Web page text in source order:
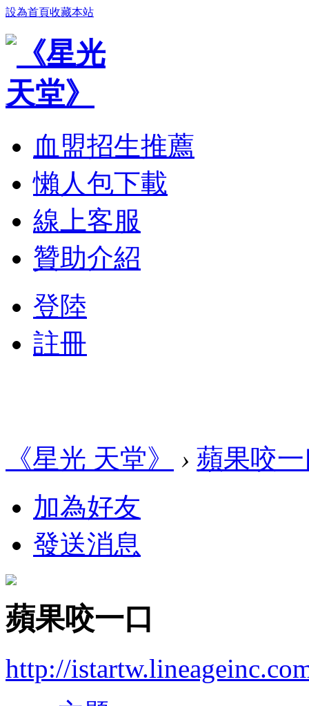
設為首頁收藏本站
血盟招生推薦
懶人包下載
線上客服
贊助介紹
登陸
註冊
《星光 天堂》 › 蘋果咬
加為好友
發送消息
蘋果咬一口
http://